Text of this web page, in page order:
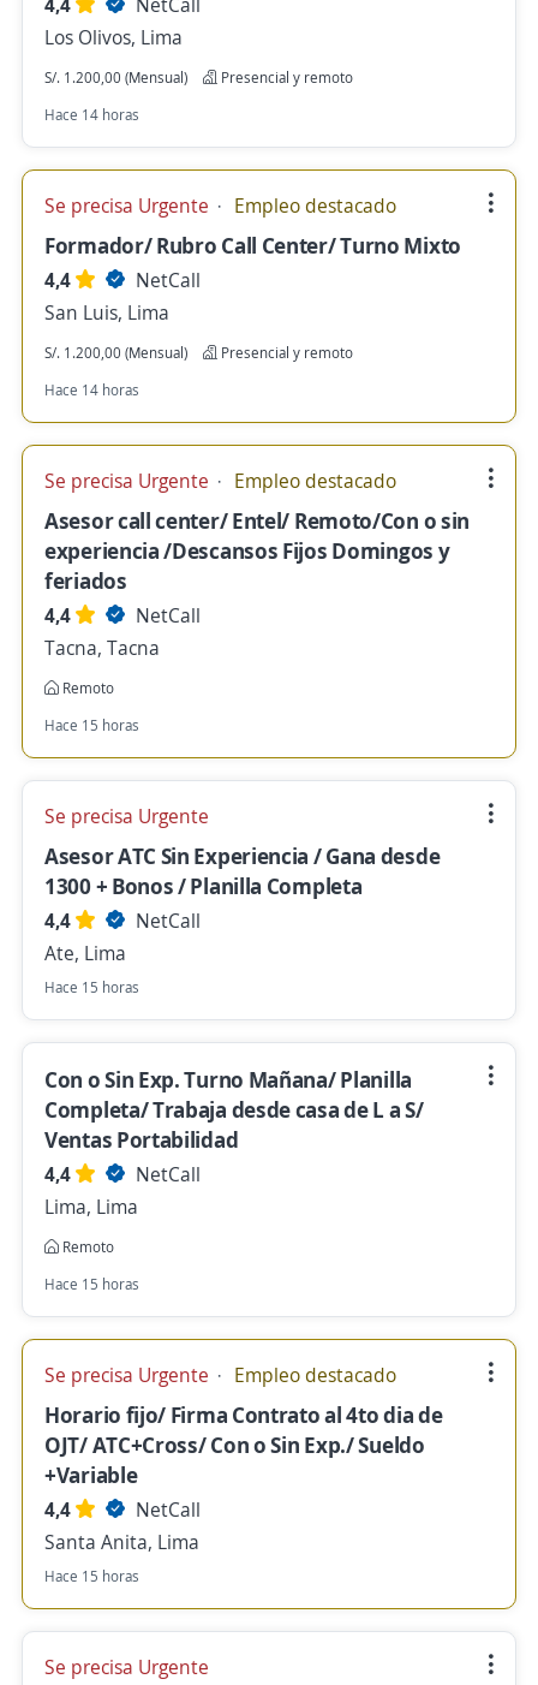
Los Olivos, Lima
S/. 1.200,00 (Mensual)
Presencial y remoto
Hace 14 horas
Se precisa Urgente Empleo destacado
Formador/ Rubro Call Center/ Turno Mixto
4,4
NetCall
San Luis, Lima
S/. 1.200,00 (Mensual)
Presencial y remoto
Hace 14 horas
Se precisa Urgente Empleo destacado
Asesor call center/ Entel/ Remoto/Con o sin
experiencia /Descansos Fijos Domingos y
feriados
4,4
NetCall
Tacna, Tacna
Remoto
Hace 15 horas
Se precisa Urgente
Asesor ATC Sin Experiencia / Gana desde
1300 + Bonos / Planilla Completa
4,4
NetCall
Ate, Lima
Hace 15 horas
Con o Sin Exp. Turno Mañana/ Planilla
Completa/ Trabaja desde casa de L a S/
Ventas Portabilidad
4,4
NetCall
Lima, Lima
Remoto
Hace 15 horas
Se precisa Urgente Empleo destacado
Horario fijo/ Firma Contrato al 4to dia de
OJT/ ATC+Cross/ Con o Sin Exp./ Sueldo
+Variable
4,4
NetCall
Santa Anita, Lima
Hace 15 horas
Se precisa Urgente